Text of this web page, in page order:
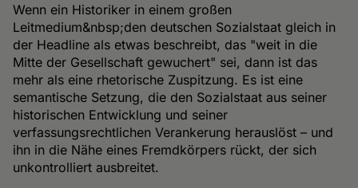
Wenn ein Historiker in einem großen
Leitmedium&nbsp;den deutschen Sozialstaat gleich in
der Headline als etwas beschreibt, das "weit in die
Mitte der Gesellschaft gewuchert" sei, dann ist das
mehr als eine rhetorische Zuspitzung. Es ist eine
semantische Setzung, die den Sozialstaat aus seiner
historischen Entwicklung und seiner
verfassungsrechtlichen Verankerung herauslöst – und
ihn in die Nähe eines Fremdkörpers rückt, der sich
unkontrolliert ausbreitet.